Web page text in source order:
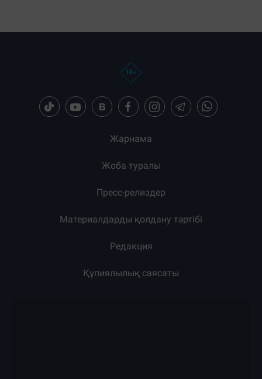
Жарнама
Жоба туралы
Пресс-релиздер
Материалдарды қолдану тәртібі
Редакция
Құпиялылық саясаты